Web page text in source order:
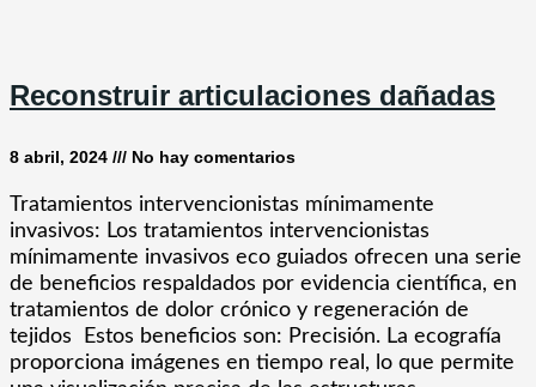
Reconstruir articulaciones dañadas
8 abril, 2024 No hay comentarios
Tratamientos intervencionistas mínimamente
invasivos: Los tratamientos intervencionistas
mínimamente invasivos eco guiados ofrecen una serie
de beneficios respaldados por evidencia científica, en
tratamientos de dolor crónico y regeneración de
tejidos Estos beneficios son: Precisión. La ecografía
proporciona imágenes en tiempo real, lo que permite